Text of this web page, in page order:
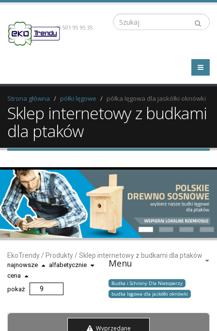
Szukaj
+48 501 95 95 35
Strona główna półki lęgowe półka lęgowa dla jaskółki oknówki
Sklep internetowy z budkami
dla ptaków
EkoTrendy/ Produkty/ Sklep internetowy z budkami dla ptaków
najnowsze
alfabetycznie
cena
pokaż
Wyprzedane
Menu
Budka i Schrony Dla Nietoperzy
budka lęgowa dla jaskółki oknówki